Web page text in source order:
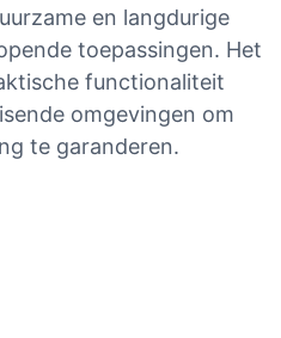
en langdurige
toepassingen. Het
functionaliteit
omgevingen om
te garanderen.